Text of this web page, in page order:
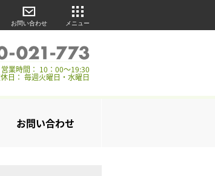
お問い合わせ メニュー
営業時間： 10：00～19:30
日： 毎週火曜日・水曜日
お問い合わせ